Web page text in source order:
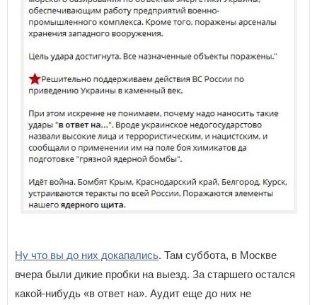
Ну что вы до них докапались. Там суббота, в Москве
вчера были дикие пробки на выезд. За старшего остался
какой-нибудь «в ответ на». Аудит еще до них не